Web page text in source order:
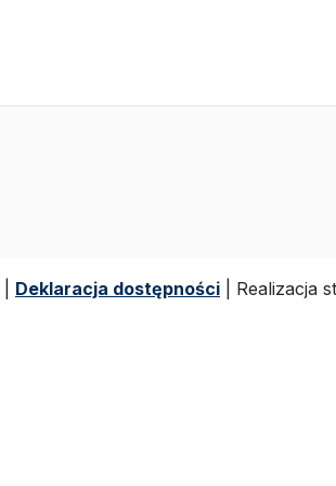
Deklaracja dostępności | Realizacja